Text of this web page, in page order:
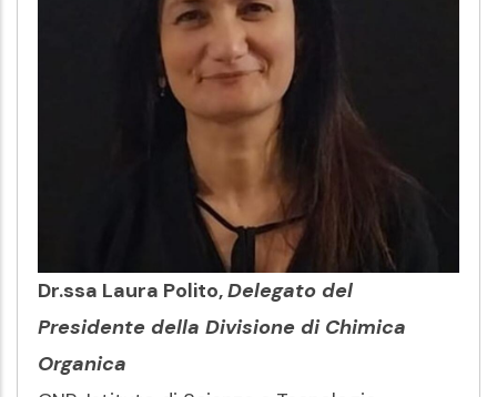
Dr.ssa Laura Polito,Delegato del
Presidente della Divisione di Chimica
Organica